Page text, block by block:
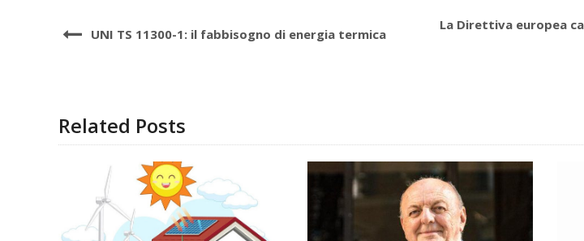
UNI TS 11300-1: il fabbisogno di energia termica
La Direttiva europea
Related Posts